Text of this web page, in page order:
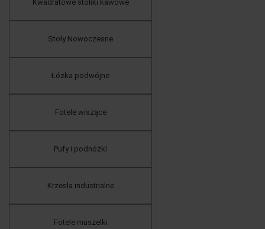
Kwadratowe stoliki kawowe
Stoły Nowoczesne
Łóżka podwójne
Fotele wiszące
Pufy i podnóżki
Krzesła industrialne
Fotele muszelki